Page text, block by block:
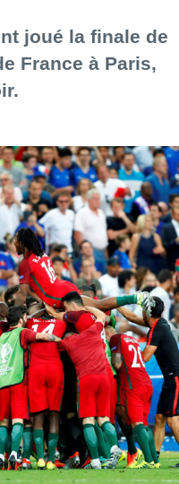
joué la finale de
France à Paris,